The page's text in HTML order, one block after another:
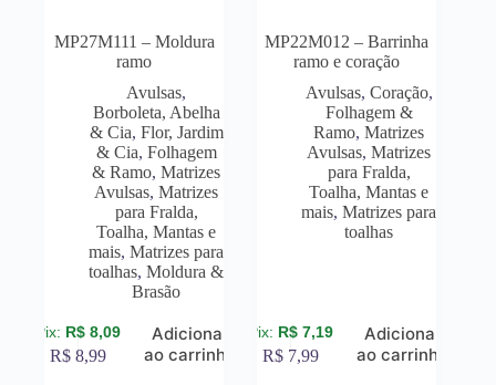
MP27M111 – Moldura
ramo
Avulsas,
Borboleta, Abelha
& Cia, Flor, Jardim
& Cia, Folhagem
& Ramo,Matrizes
Avulsas,Matrizes
para Fralda,
Toalha, Mantas e
mais,Matrizes para
toalhas,Moldura &
Brasão
R$ 8,09
R$ 8,99
Adicionar
ao carrinho
MP22M012 – Barrinha
ramo e coração
Avulsas, Coração,
Folhagem &
Ramo,Matrizes
Avulsas,Matrizes
para Fralda,
Toalha, Mantas e
mais,Matrizes para
toalhas
R$ 7,19
R$ 7,99
Adicionar
ao carrinho